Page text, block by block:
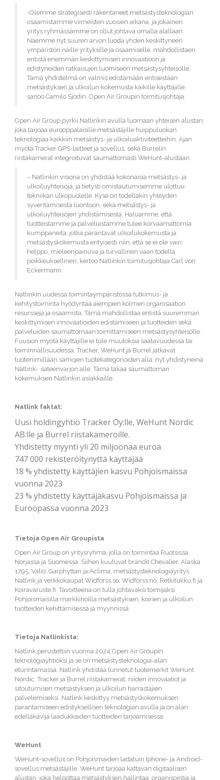
-Olemme strategisesti rakentaneet metsästysteknologian
osaamistamme viimeisten vuosien aikana, ja jokainen
yritys ryhmässämme on ollut johtava omalla alallaan.
Näemme nyt suuren arvon luoda yhden keskittyneen
ympäristön näille yrityksille ja osaamiselle, mahdollistaen
entistä enemmän keskittymisen innovaatioon ja
edistyneiden ratkaisujen luomiseen metsästysyhteisölle.
Tämä yhdistelmä on valmis edistämään entisestään
metsästyksen ja ulkoilun kokemusta kaikille käyttäjille,
sanoo Camilo Sjödin, Open Air Groupin toimitusjohtaja.
Open Air Group pyrkii Natlinkin avulla luomaan yhteisen alustan,
joka tarjoaa eurooppalaisille metsästäjille huippuluokan
teknologiaa kaikkiin metsästys- ja ulkoiluaktiviteetteihin. Ajan
myötä Tracker GPS-laitteet ja sovellus, sekä Burrelin
riistakamerat integroituvat saumattomasti WeHunt-alustaan.
– Natlinkin visiona on yhdistää kokonaisia metsästys- ja
ulkoiluyhteisöjä, ja tietysti omistautumisemme ulottuu
tekniikan ulkopuolelle. Kyse on todellakin yhteyden
syventämisestä luontoon, sekä metsästys- ja
ulkoiluyhteisöjen yhdistämisestä. Haluamme, että
tuotteistamme ja palveluistamme tulee korvaamattomia
kumppaneita, jotka parantavat ulkoilukokemusta ja
metsästyskokemusta erityisesti niin, että se ei ole vain
helppo, mieleenpainuva ja turvallinen vaan todella
poikkeuksellinen, kertoo Natlinkin toimitusjohtaja Carl von
Eckermann.
Natlinkin uudessa toimintaympäristössä tutkimus- ja
kehitystoiminta hyödyntää aiempien kolmen organisaation
resursseja ja osaamista. Tämä mahdollistaa entistä suuremman
keskittymisen innovaatioiden edistämiseen ja tuotteiden sekä
palveluiden saumattomaan toimittamiseen metsästysyhteisölle.
Fuusion myötä käyttäjille ei tule muutoksia saatavuudessa tai
toiminnallisuudessa. Tracker, WeHunt ja Burrel jatkavat
tuotenimillään samojen tuotekategorioiden alla, nyt yhdistyneinä
Natlink- sateenvarjon alle. Tämä takaa saumattoman
kokemuksen Natlinkin asiakkaille.
Natlink faktat:
Uusi holdingyhtiö Tracker Oy:lle, WeHunt Nordic
AB:lle ja Burrel riistakameroille.
Yhdistetty myynti yli 20 miljoonaa euroa
747 000 rekisteröitynyttä käyttäjää
18 % yhdistetty käyttäjien kasvu Pohjoismaissa
vuonna 2023
23 % yhdistetty käyttäjäkasvu Pohjoismaissa ja
Euroopassa vuonna 2023
Tietoja Open Air Groupista
Open Air Group on yritysryhmä, jolla on toimintaa Ruotsissa,
Norjassa ja Suomessa. Siihen kuuluvat brändit Chevalier, Alaska
1795, Valio, Garphyttan ja Aclima, metsästysteknologiayritys
Natlink ja verkkokaupat Widforss.se, Widforss.no, Retkitukku.fi ja
Koiravaruste.fi. Tavoitteena on tulla johtavaksi toimijaksi
Pohjoismaisilla markkinoilla metsästyksen, koirien ja ulkoilun
tuotteiden kehittämisessä ja myynnissä.
Tietoja Natlinkista:
Natlink perustettiin vuonna 2024 Open Air Groupin
teknologiayhtiöksi ja se on metsästysteknologia-alan
eturintamassa. Natlink yhdistää tunnetut tuotemerkit WeHunt
Nordic, Tracker ja Burrel riistakamerat, niiden innovaatiot ja
sitoutumisen metsästyksen ja ulkoilun harrastajien
palvelemiseksi. Natlink keskittyy metsästyskokemuksen
parantamiseen edistyksellisen teknologian avulla ja on alan
edelläkävijä laadukkaiden tuotteiden tarjoamisessa.
WeHunt
WeHunt-sovellus on Pohjoismaiden ladatuin Iphone- ja Android-
sovellus metsästäjille. WeHunt tarjoaa kattavan digitaalisen
alustan, joka helpottaa metsästyksen hallintaa, organisointia ja